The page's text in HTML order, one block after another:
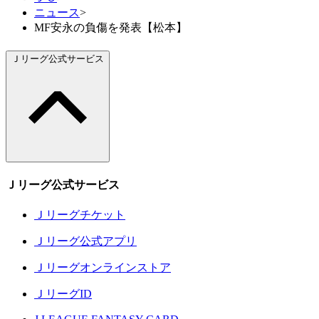
ニュース>
MF安永の負傷を発表【松本】
Ｊリーグ公式サービス
Ｊリーグ公式サービス
Ｊリーグチケット
Ｊリーグ公式アプリ
Ｊリーグオンラインストア
ＪリーグID